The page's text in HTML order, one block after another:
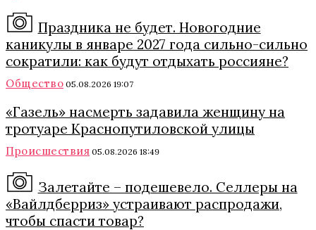
Праздника не будет. Новогодние
каникулы в январе 2027 года сильно-сильно
сократили: как будут отдыхать россияне?
Общество 05.08.2026 19:07
«Газель» насмерть задавила женщину на
тротуаре Краснопутиловской улицы
Происшествия 05.08.2026 18:49
Залетайте – подешевело. Селлеры на
«Вайлдберриз» устраивают распродажи,
чтобы спасти товар?